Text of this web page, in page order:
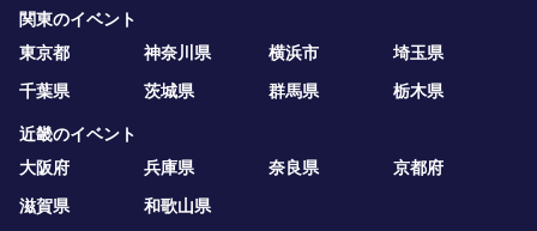
関東のイベント
東京都
神奈川県 横浜市
埼玉県
千葉県
茨城県 群馬県 栃木県
近畿のイベント
大阪府
兵庫県 奈良県
京都府
滋賀県
和歌山県